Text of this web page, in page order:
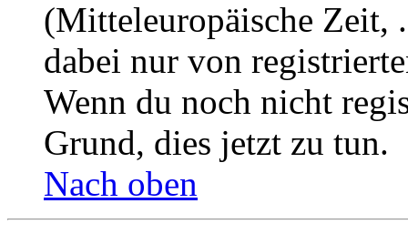
(Mitteleuropäische Zeit,
dabei nur von
Wenn du noch nicht
Grund, dies jetzt zu tun.
Nach oben